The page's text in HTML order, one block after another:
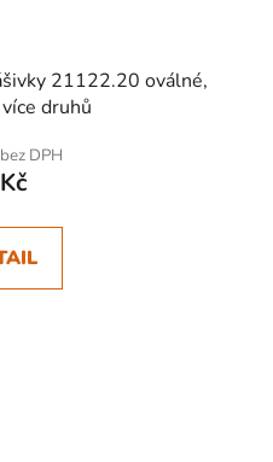
21122.20 oválné,
druhů
DPH